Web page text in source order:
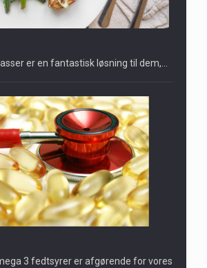
er en fantastisk løsning til dem,…
3 fedtsyrer er afgørende for vores